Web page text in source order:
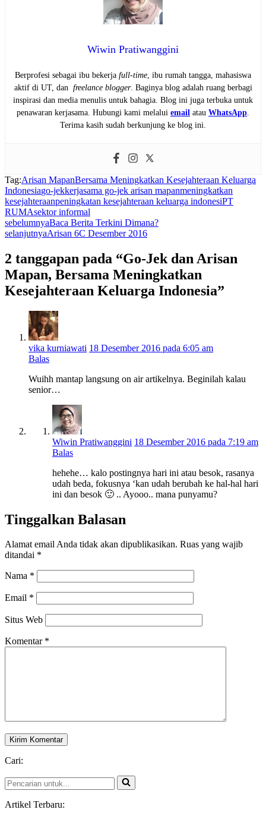
Wiwin Pratiwanggini
Berprofesi sebagai ibu bekerja full-time , ibu rumah tangga, mahasiswa
aktif di UT, dan freelance blogger. Baginya blog adalah ruang berbagi
inspirasi dan media menulis untuk bahagia. Blog ini juga terbuka untuk
penawaran kerjasama. Hubungi kami melalui email atau WhatsApp
Terima kasih sudah berkunjung ke blog ini.
Tag:Arisan MapanBersama Meningkatkan Kesejahteraan Keluarga
Indonesiago-jekkerjasama go-jek arisan mapanmeningkatkan
kesejahteraanpeningkatan kesejahteraan keluarga indonesiPT
RUMAsektor informal
sebelumnyaBaca Berita Terkini Dimana?
selanjutnyaArisan 6C Desember 2016
2 tanggapan pada “Go-Jek dan Arisan
Mapan, Bersama Meningkatkan
Kesejahteraan Keluarga Indonesia”
vika kurniawati 18 Desember 2016 pada 6:05 am
Balas
Wuihh mantap langsung on air artikelnya. Beginilah kalau
senior…
Wiwin Pratiwanggini 18 Desember 2016 pada 7:19 am
Balas
hehehe… kalo postingnya hari ini atau besok, rasanya
udah beda, fokusnya ‘kan udah berubah ke hal-hal hari
ini dan besok 🙂 .. Ayooo.. mana punyamu?
Tinggalkan Balasan
Alamat email Anda tidak akan dipublikasikan. Ruas yang wajib
ditandai *
Nama *
Email *
Situs Web
Komentar *
Cari:
Pencarian
untuk...
Artikel Terbaru: